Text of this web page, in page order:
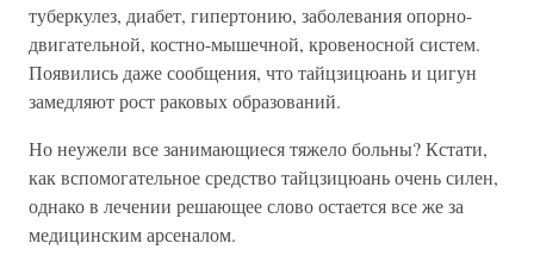
туберкулез, диабет, гипертонию, заболевания опорно-
двигательной, костно-мышечной, кровеносной систем.
Появились даже сообщения, что тайцзицюань и цигун
замедляют рост раковых образований.
Но неужели все занимающиеся тяжело больны? Кстати,
как вспомогательное средство тайцзицюань очень силен,
однако в лечении решающее слово остается все же за
медицинским арсеналом.